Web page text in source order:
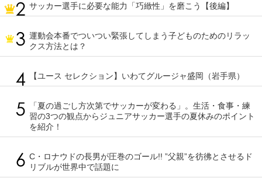
サッカー選手に必要な能力「巧緻性」を磨こう【後編】
運動会本番でついつい緊張してしまう子どものためのリラッ
クス方法とは？
【ユース セレクション】いわてグルージャ盛岡（岩手県）
「夏の過ごし方次第でサッカーが変わる」。生活・食事・練
習の3つの観点からジュニアサッカー選手の夏休みのポイント
を紹介！
C・ロナウドの長男が圧巻のゴール!! ”父親”を彷彿とさせるド
リブルが世界中で話題に